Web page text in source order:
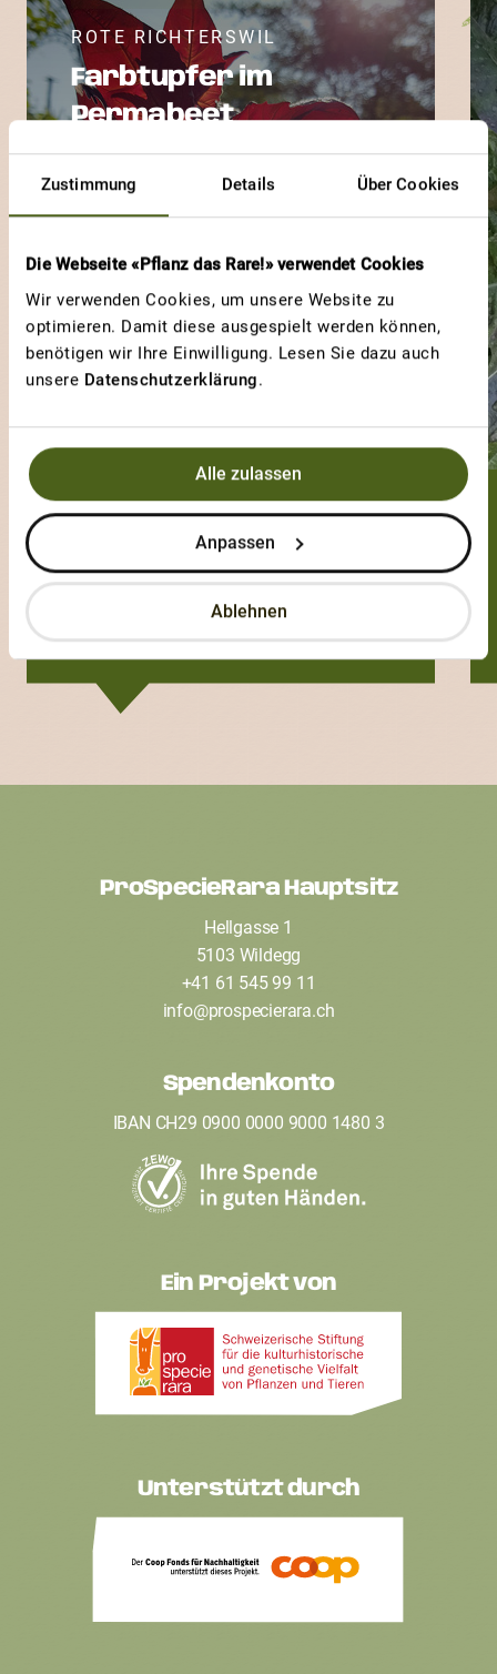
Zustimmung Details Über Cookies
Die Webseite «Pflanz das Rare!» verwendet Cookies
Wir verwenden Cookies, um unsere Website zu
optimieren. Damit diese ausgespielt werden können,
benötigen wir Ihre Einwilligung. Lesen Sie dazu auch
unsere Datenschutzerklärung.
Alle zulassen
Anpassen
Ablehnen
ROTE RICHTERSWIL
Farbtupfer im
Permabeet
lionsgardening
61 Sorten
ProSpecieRara Hauptsitz
Hellgasse 1
5103 Wildegg
+41 61 545 99 11
info@prospecierara.ch
Spendenkonto
IBAN CH29 0900 0000 9000 1480 3
Ein Projekt von
Unterstützt durch